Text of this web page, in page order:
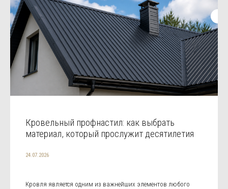
Кровельный профнастил: как выбрать
материал, который прослужит десятилетия
24.07.2026
Кровля является одним из важнейших элементов любого